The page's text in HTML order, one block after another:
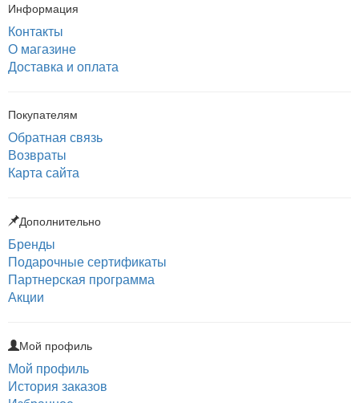
Информация
Контакты
О магазине
Доставка и оплата
Покупателям
Обратная связь
Возвраты
Карта сайта
Дополнительно
Бренды
Подарочные сертификаты
Партнерская программа
Акции
Мой профиль
Мой профиль
История заказов